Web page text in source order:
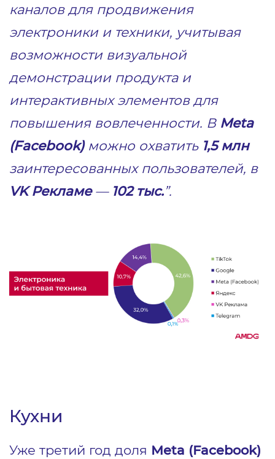
каналов для продвижения
электроники и техники, учитывая
возможности визуальной
демонстрации продукта и
интерактивных элементов для
повышения вовлеченности. ВMeta
(Facebook)можно охватить 1,5 млн
заинтересованных пользователей, в
VK Рекламе— 102 тыс.”.
Кухни
Уже третий год доля Meta (Facebook)